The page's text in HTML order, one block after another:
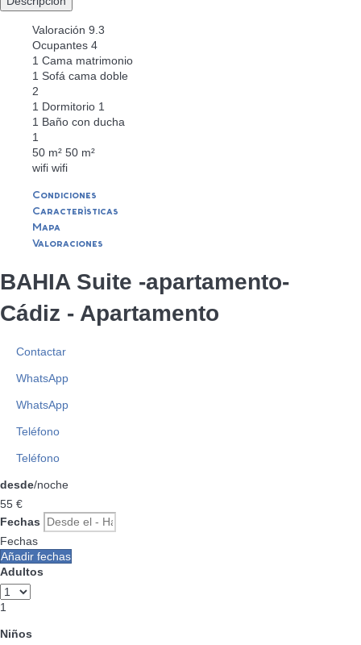
Valoración 9.3
Ocupantes 4
1 Cama matrimonio
1 Sofá cama doble
2
1 Dormitorio 1
1 Baño con ducha
1
50 m² 50 m²
wifi wifi
Condiciones
Características
Mapa
Valoraciones
BAHIA Suite -apartamento-
Cádiz - Apartamento
Contactar
WhatsApp
WhatsApp
Teléfono
Teléfono
desde/noche
55 €
Fechas
Fechas
Añadir fechas
Adultos
1
Niños